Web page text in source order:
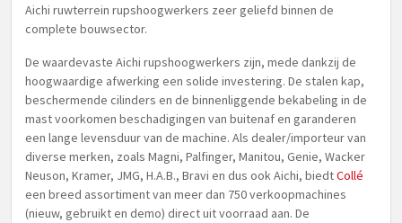
Aichi ruwterrein rupshoogwerkers zeer geliefd binnen de
complete bouwsector.
De waardevaste Aichi rupshoogwerkers zijn, mede dankzij de
hoogwaardige afwerking een solide investering. De stalen kap,
beschermende cilinders en de binnenliggende bekabeling in de
mast voorkomen beschadigingen van buitenaf en garanderen
een lange levensduur van de machine. Als dealer/importeur van
diverse merken, zoals Magni, Palfinger, Manitou, Genie, Wacker
Neuson, Kramer, JMG, H.A.B., Bravi en dus ook Aichi, biedtCollé
een breed assortiment van meer dan 750 verkoopmachines
(nieuw, gebruikt en demo) direct uit voorraad aan. De